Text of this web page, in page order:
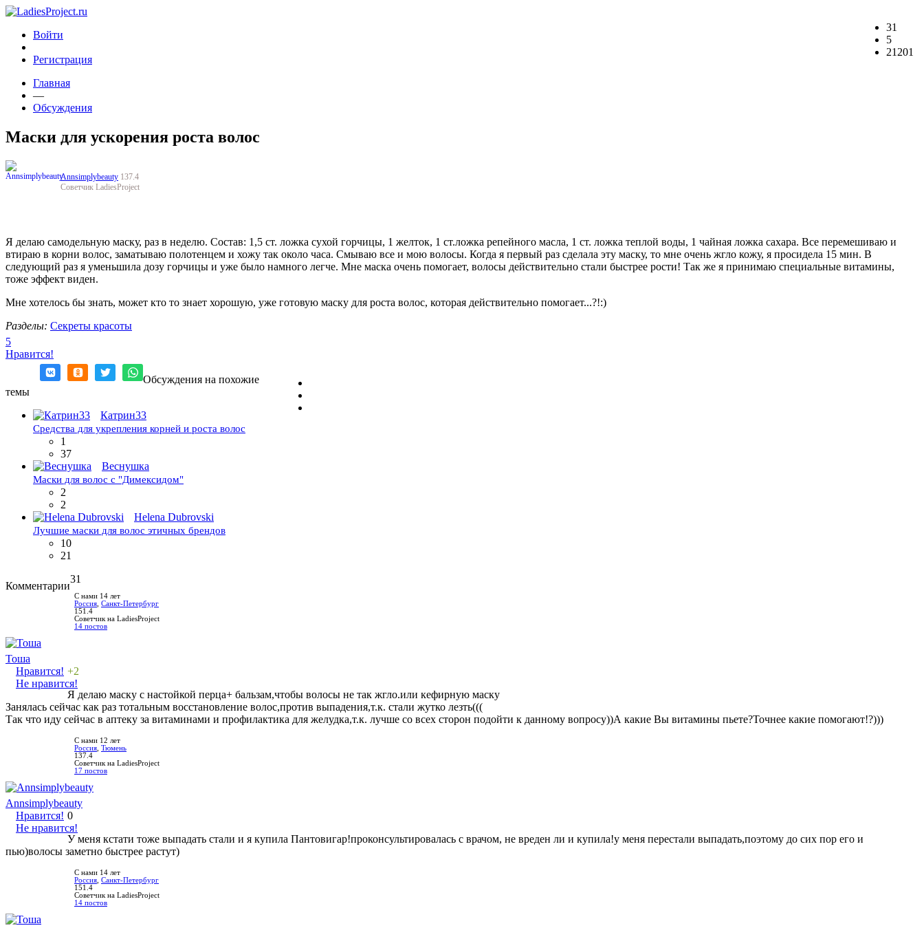
Войти
Регистрация
Главная
—
Обсуждения
Маски для ускорения роста волос
Annsimplybeauty 137.4
Советчик LadiesProject
31
5
21201
Я делаю самодельную маску, раз в неделю. Состав: 1,5 ст. ложка сухой горчицы, 1 желток, 1 ст.ложка репейного масла, 1 ст. ложка теплой воды, 1 чайная ложка сахара. Все перемешиваю и
втираю в корни волос, заматываю полотенцем и хожу так около часа. Смываю все и мою волосы. Когда я первый раз сделала эту маску, то мне очень жгло кожу, я просидела 15 мин. В
следующий раз я уменьшила дозу горчицы и уже было намного легче. Мне маска очень помогает, волосы действительно стали быстрее рости! Так же я принимаю специальные витамины,
тоже эффект виден.
Мне хотелось бы знать, может кто то знает хорошую, уже готовую маску для роста волос, которая действительно помогает...?!:)
Разделы: Секреты красоты
5
Нравится!
Обсуждения на похожие
темы
Катрин33
Средства для укрепления корней и роста волос
1
37
Веснушка
Маски для волос с "Димексидом"
2
2
Helena Dubrovski
Лучшие маски для волос этичных брендов
10
21
Комментарии
31
С нами 14 лет
Россия Санкт-Петербург
151.4
Советчик на LadiesProject
14 постов
Тоша
Нравится!
Не нравится!
+2
Я делаю маску с настойкой перца+ бальзам,чтобы волосы не так жгло.или кефирную маску
Занялась сейчас как раз тотальным восстановление волос,против выпадения,т.к. стали жутко лезть(((
Так что иду сейчас в аптеку за витаминами и профилактика для желудка,т.к. лучше со всех сторон подойти к данному вопросу))А какие Вы витамины пьете?Точнее какие помогают!?)))
С нами 12 лет
Россия Тюмень
137.4
Советчик на LadiesProject
17 постов
Annsimplybeauty
Нравится!
Не нравится!
0
У меня кстати тоже выпадать стали и я купила Пантовигар!проконсультировалась с врачом, не вреден ли и купила!у меня перестали выпадать,поэтому до сих пор его и
пью)волосы заметно быстрее растут)
С нами 14 лет
Россия Санкт-Петербург
151.4
Советчик на LadiesProject
14 постов